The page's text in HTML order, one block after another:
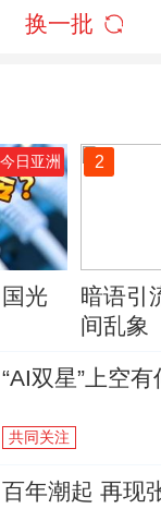
色列
换一批
今日亚洲
光
2
暗语引
间乱象
“AI双星”上空
共同关注
百年潮起 再现